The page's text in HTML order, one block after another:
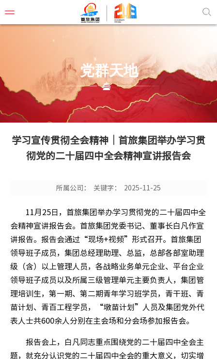
首旅概
董事长
组织结
管理团
中国服
中国服
中国服
住宿
党群天地
学习宣传贯彻全会精神｜首旅集团举办学习贯
彻党的二十届四中全会精神宣讲报告会
所属公司： 关键字： 2025-11-25
11月25日，首旅集团举办学习贯彻党的二十届四中全
会精神宣讲报告会。首旅集团党委书记、董事长白凡作宣
讲报告。报告会通过“现场+视频”形式召开。首旅集团
领导班子成员，集团总经理助理、总监，总部各部室助理
级（含）以上管理人员，各战略业务单元企业、平台企业
领导班子成员以及所属三级管理单元主要负责人，集团管
理培训生，第一期、第二期青年学习班学员，青干班、青
苗计划、青百工程学员，“墩苗计划”人员及集团党外代
表人士共600余人分别在主会场和分会场参加报告会。
报告会上，白凡同志重点围绕党的二十届四中全会主
题，就充分认识党的二十届四中全会的重大意义，切实增